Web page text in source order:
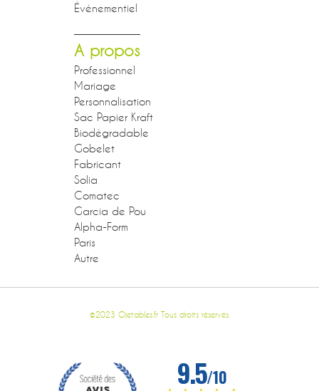
Événementiel
A propos
Professionnel
Mariage
Personnalisation
Sac Papier Kraft
Biodégradable
Gobelet
Fabricant
Solia
Comatec
Garcia de Pou
Alpha-Form
Paris
Autre
©2023 Ojetables.fr Tous droits réservés.